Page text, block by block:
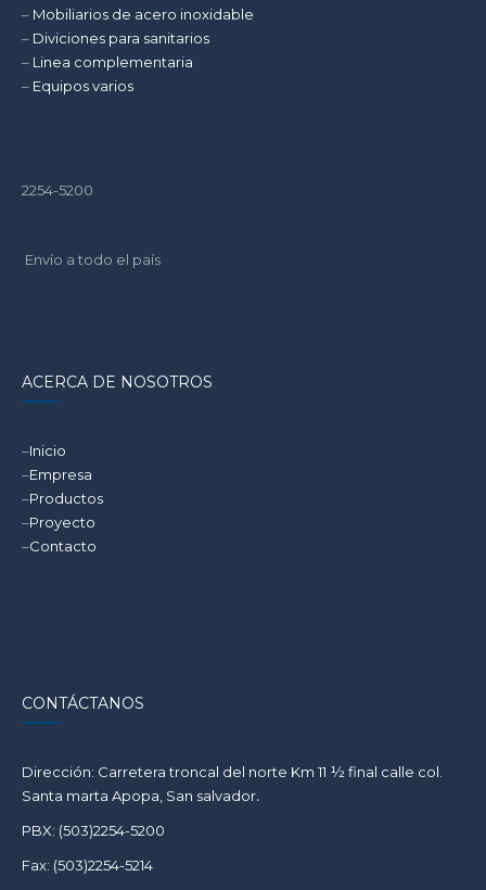
– Mobiliarios de acero inoxidable
– Diviciones para sanitarios
– Linea complementaria
– Equipos varios
2254-5200
Envío a todo el país
ACERCA DE NOSOTROS
–Inicio
–Empresa
–Productos
–Proyecto
–Contacto
CONTÁCTANOS
Dirección: Carretera troncal del norte Km 11 ½ final calle col.
Santa marta Apopa, San salvador.
PBX: (503)2254-5200
Fax: (503)2254-5214